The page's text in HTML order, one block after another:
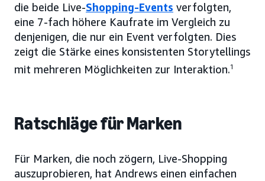
die beide Live-Shopping-Events verfolgten,
eine 7-fach höhere Kaufrate im Vergleich zu
denjenigen, die nur ein Event verfolgten. Dies
zeigt die Stärke eines konsistenten Storytellings
mit mehreren Möglichkeiten zur Interaktion.1
Ratschläge für Marken
Für Marken, die noch zögern, Live-Shopping
auszuprobieren, hat Andrews einen einfachen